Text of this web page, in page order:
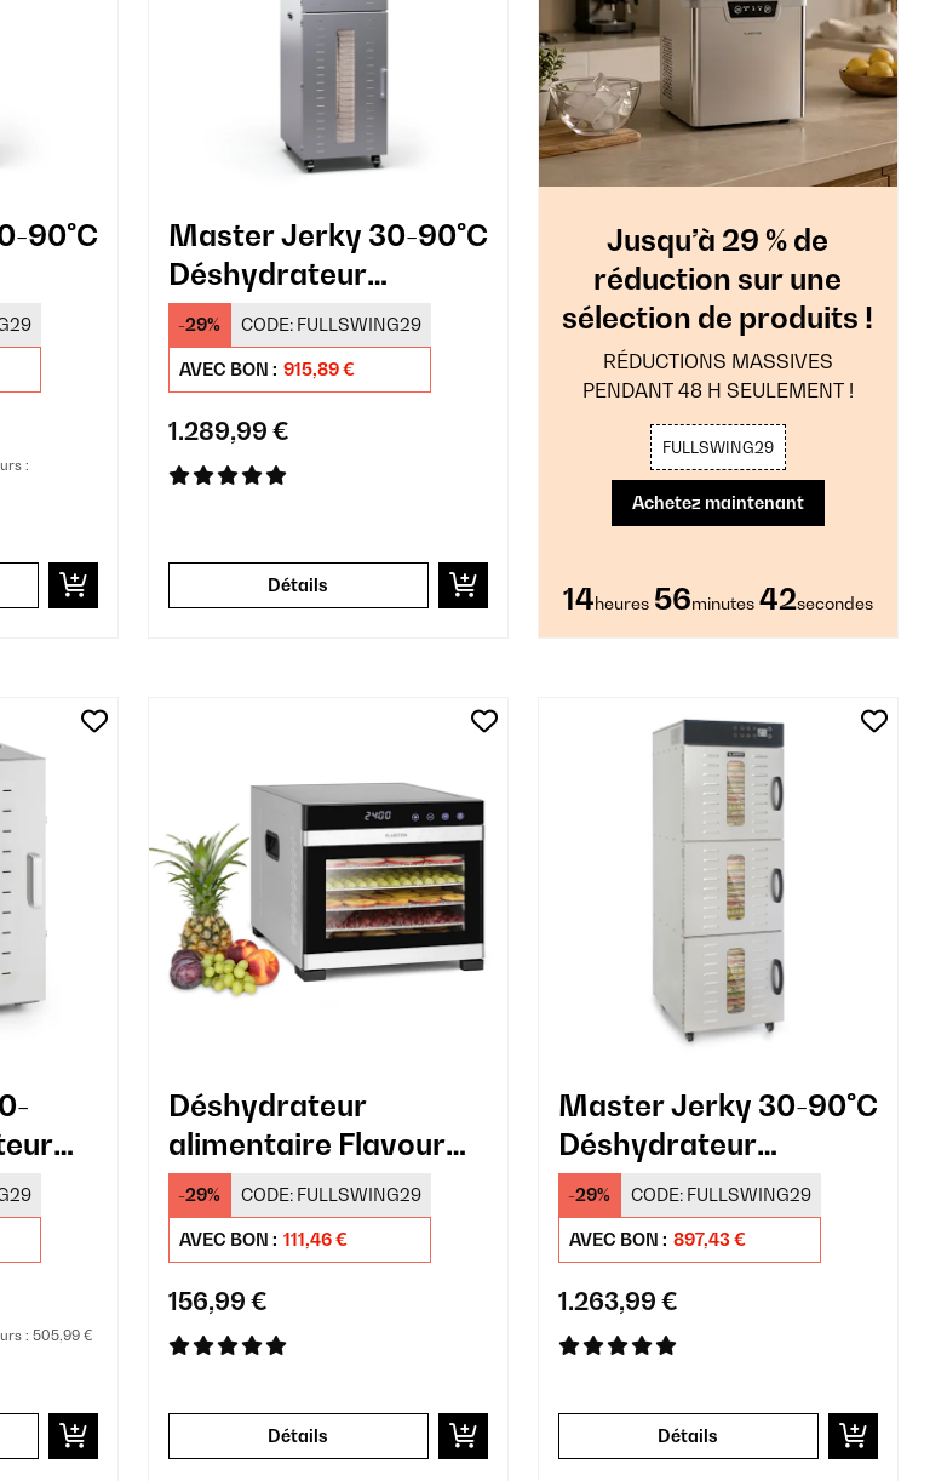
90°C
:
Master Jerky 30-90°C
Déshydrateur
Professionnel 40
Plateaux Argent
-29% CODE: FULLSWING29
AVEC BON : 915,89 €
1.289,99 €
Détails
Jusqu’à 29 % de
réduction sur une
sélection de produits !
RÉDUCTIONS MASSIVES
PENDANT 48 H SEULEMENT !
FULLSWING29
Achetez maintenant
14heures 56minutes 40secondes
: 505,99 €
Déshydrateur
alimentaire Flavour
Dry
-29% CODE: FULLSWING29
AVEC BON : 111,46 €
156,99 €
Détails
Master Jerky 30-90°C
Déshydrateur
Professionnel 36
Plateaux Argent
-29% CODE: FULLSWING29
AVEC BON : 897,43 €
1.263,99 €
Détails